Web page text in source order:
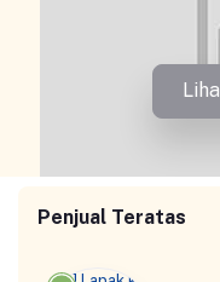
Penjual Teratas